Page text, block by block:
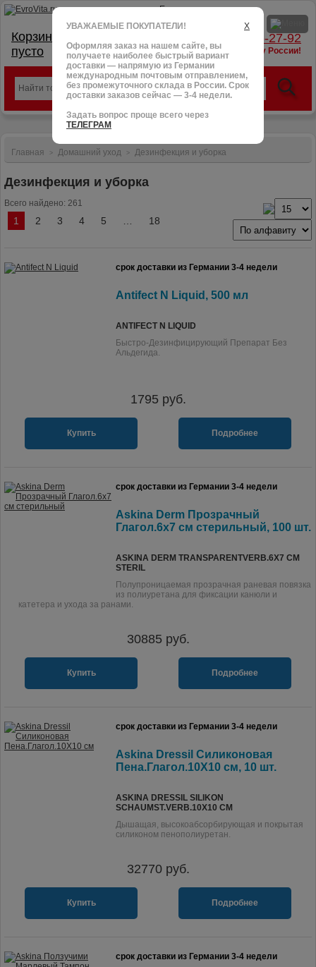
тел.: +7 (966) 095-27-92
доставим в любую точку России!
Корзина:
пусто
X
УВАЖАЕМЫЕ ПОКУПАТЕЛИ!
Оформляя заказ на нашем сайте, вы
получаете наиболее быстрый вариант
доставки — напрямую из Германии
международным почтовым отправлением,
без промежуточного склада в России. Срок
доставки заказов сейчас — 3-4 недели.
Задать вопрос проще всего через
ТЕЛЕГРАМ
Главная > Домашний уход > Дезинфекция и уборка
Дезинфекция и уборка
Всего найдено: 261
1 2 3 4 5 18
срок доставки из Германии 3-4 недели
Antifect N Liquid, 500 мл
ANTIFECT N LIQUID
Быстро-Дезинфицирующий Препарат Без
Альдегида.
1795 руб.
Купить Подробнее
срок доставки из Германии 3-4 недели
Askina Derm Прозрачный
Глагол.6x7 см стерильный, 100 шт.
ASKINA DERM TRANSPARENTVERB.6X7 CM
STERIL
Полупроницаемая прозрачная раневая повязка
из полиуретана для фиксации канюли и
катетера и ухода за ранами.
30885 руб.
Купить Подробнее
срок доставки из Германии 3-4 недели
Askina Dressil Силиконовая
Пена.Глагол.10X10 см, 10 шт.
ASKINA DRESSIL SILIKON
SCHAUMST.VERB.10X10 CM
Дышащая, высокоабсорбирующая и покрытая
силиконом пенополиуретан.
32770руб.
Купить Подробнее
срок доставки из Германии 3-4 недели